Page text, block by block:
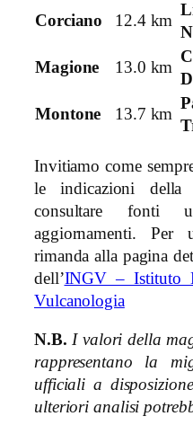
Corciano
12.4 km
Magione 13.0 km
Montone 13.7 km
Invitiamo come
le indicazioni
consultare fonti
aggiornamenti. Per
rimanda alla pagina
dell’INGV – Istituto
Vulcanologia
N.B. I valori della
rappresentano la
ufficiali a
ulteriori analisi